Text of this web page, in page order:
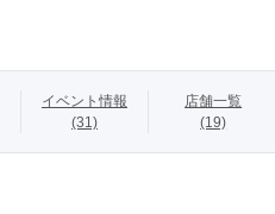
イベント情報
(31)
店舗一覧
(19)